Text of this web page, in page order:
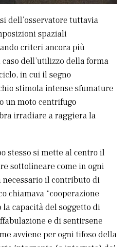
dell’osservatore tuttavia
spaziali
criteri ancora più
dell’utilizzo della forma
in cui il segno
stimola intense sfumature
un moto centrifugo
irradiare a raggiera la
stesso si mette al centro il
sottolineare come in ogni
necessario il contributo di
chiamava “cooperazione
capacità del soggetto di
e di sentirsene
avviene per ogni tifoso della